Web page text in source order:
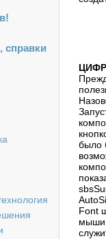
справки
было
Font
мыши